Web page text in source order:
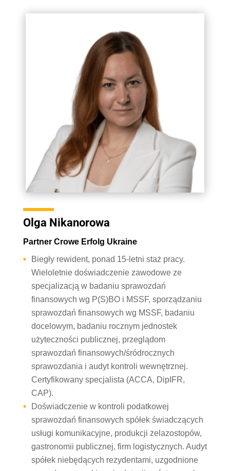
Olga Nikanorowa
Partner Crowe Erfolg Ukraine
Biegły rewident, ponad 15-letni staż pracy.
Wieloletnie doświadczenie zawodowe ze
specjalizacją w badaniu sprawozdań
finansowych wg P(S)BO i MSSF, sporządzaniu
sprawozdań finansowych wg MSSF, badaniu
docelowym, badaniu rocznym jednostek
użyteczności publicznej, przeglądom
sprawozdań finansowych/śródrocznych
sprawozdania i audyt kontroli wewnętrznej.
Certyfikowany specjalista (ACCA, DipIFR,
CAP).
Doświadczenie w kontroli podatkowej
sprawozdań finansowych spółek świadczących
usługi komunikacyjne, produkcji żelazostopów,
gastronomii publicznej, firm logistycznych. Audyt
spółek niebędących rezydentami, uzgodnione